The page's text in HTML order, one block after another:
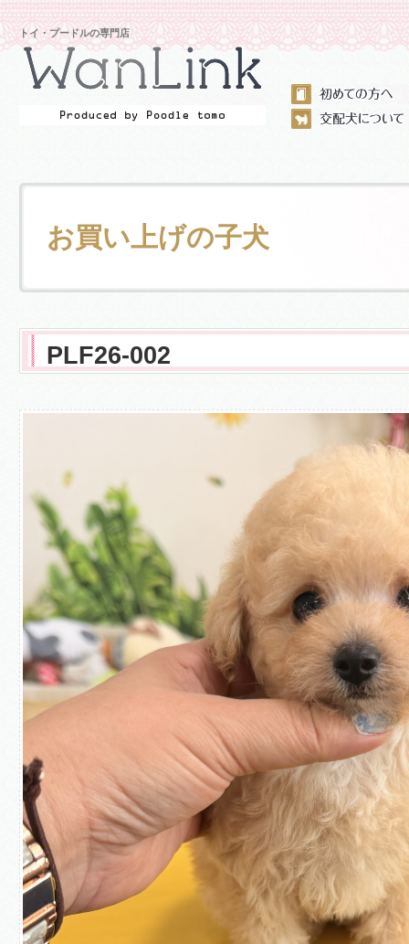
トイ・プードルの専門店
お買い上げの子犬
PLF26-002